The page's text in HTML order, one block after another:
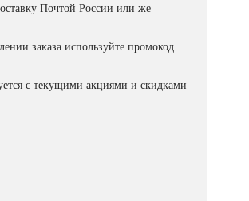
Почтой России или же
заказа используйте промокод
с текущими акциями и скидками